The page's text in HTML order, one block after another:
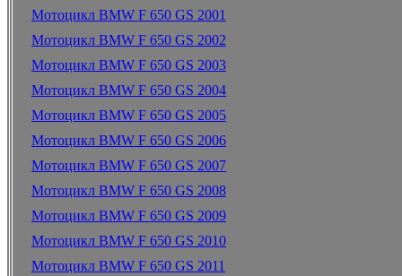
Мотоцикл BMW F 650 GS 2001
Мотоцикл BMW F 650 GS 2002
Мотоцикл BMW F 650 GS 2003
Мотоцикл BMW F 650 GS 2004
Мотоцикл BMW F 650 GS 2005
Мотоцикл BMW F 650 GS 2006
Мотоцикл BMW F 650 GS 2007
Мотоцикл BMW F 650 GS 2008
Мотоцикл BMW F 650 GS 2009
Мотоцикл BMW F 650 GS 2010
Мотоцикл BMW F 650 GS 2011